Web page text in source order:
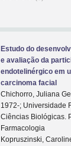
Estudo do
e avaliação da
endotelinérgico em
carcinoma facial
Chichorro, Juliana
1972-; Universidade
Ciências Biológicas.
Farmacologia
Kopruszinski,